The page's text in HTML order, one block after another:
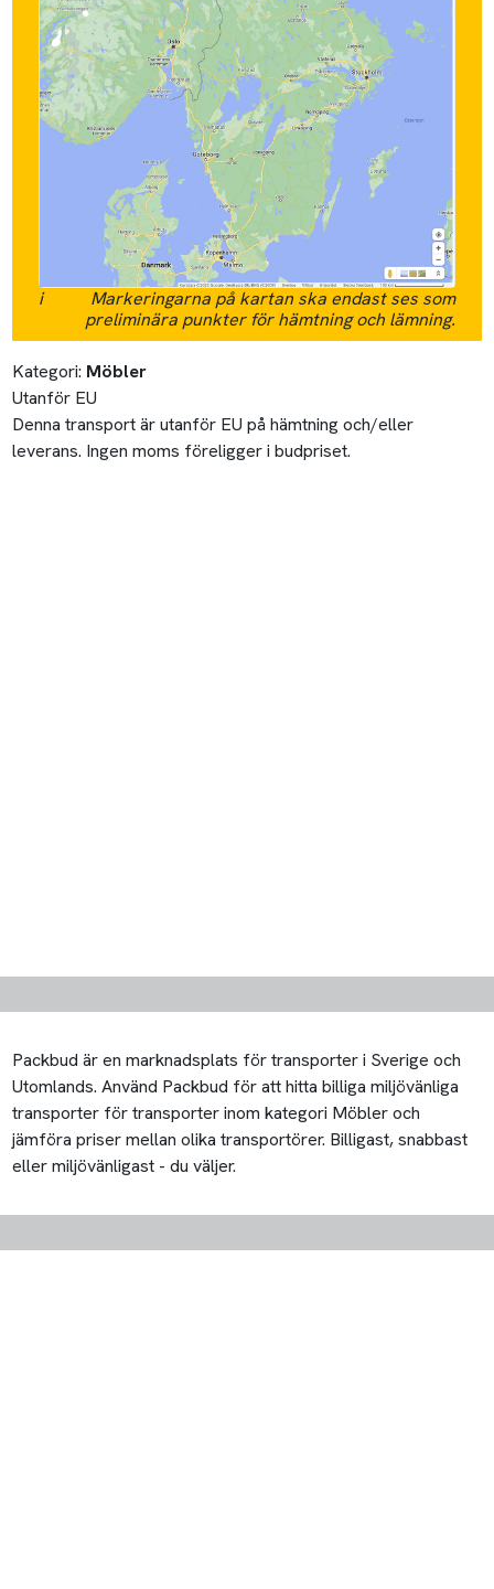
i
Markeringarna på kartan ska endast ses som
preliminära punkter för hämtning och lämning.
Kategori: Möbler
Utanför EU
Denna transport är utanför EU på hämtning och/eller
leverans. Ingen moms föreligger i budpriset.
Packbud är en marknadsplats för transporter i Sverige och
Utomlands. Använd Packbud för att hitta billiga miljövänliga
transporter för transporter inom kategori Möbler och
jämföra priser mellan olika transportörer. Billigast, snabbast
eller miljövänligast - du väljer.